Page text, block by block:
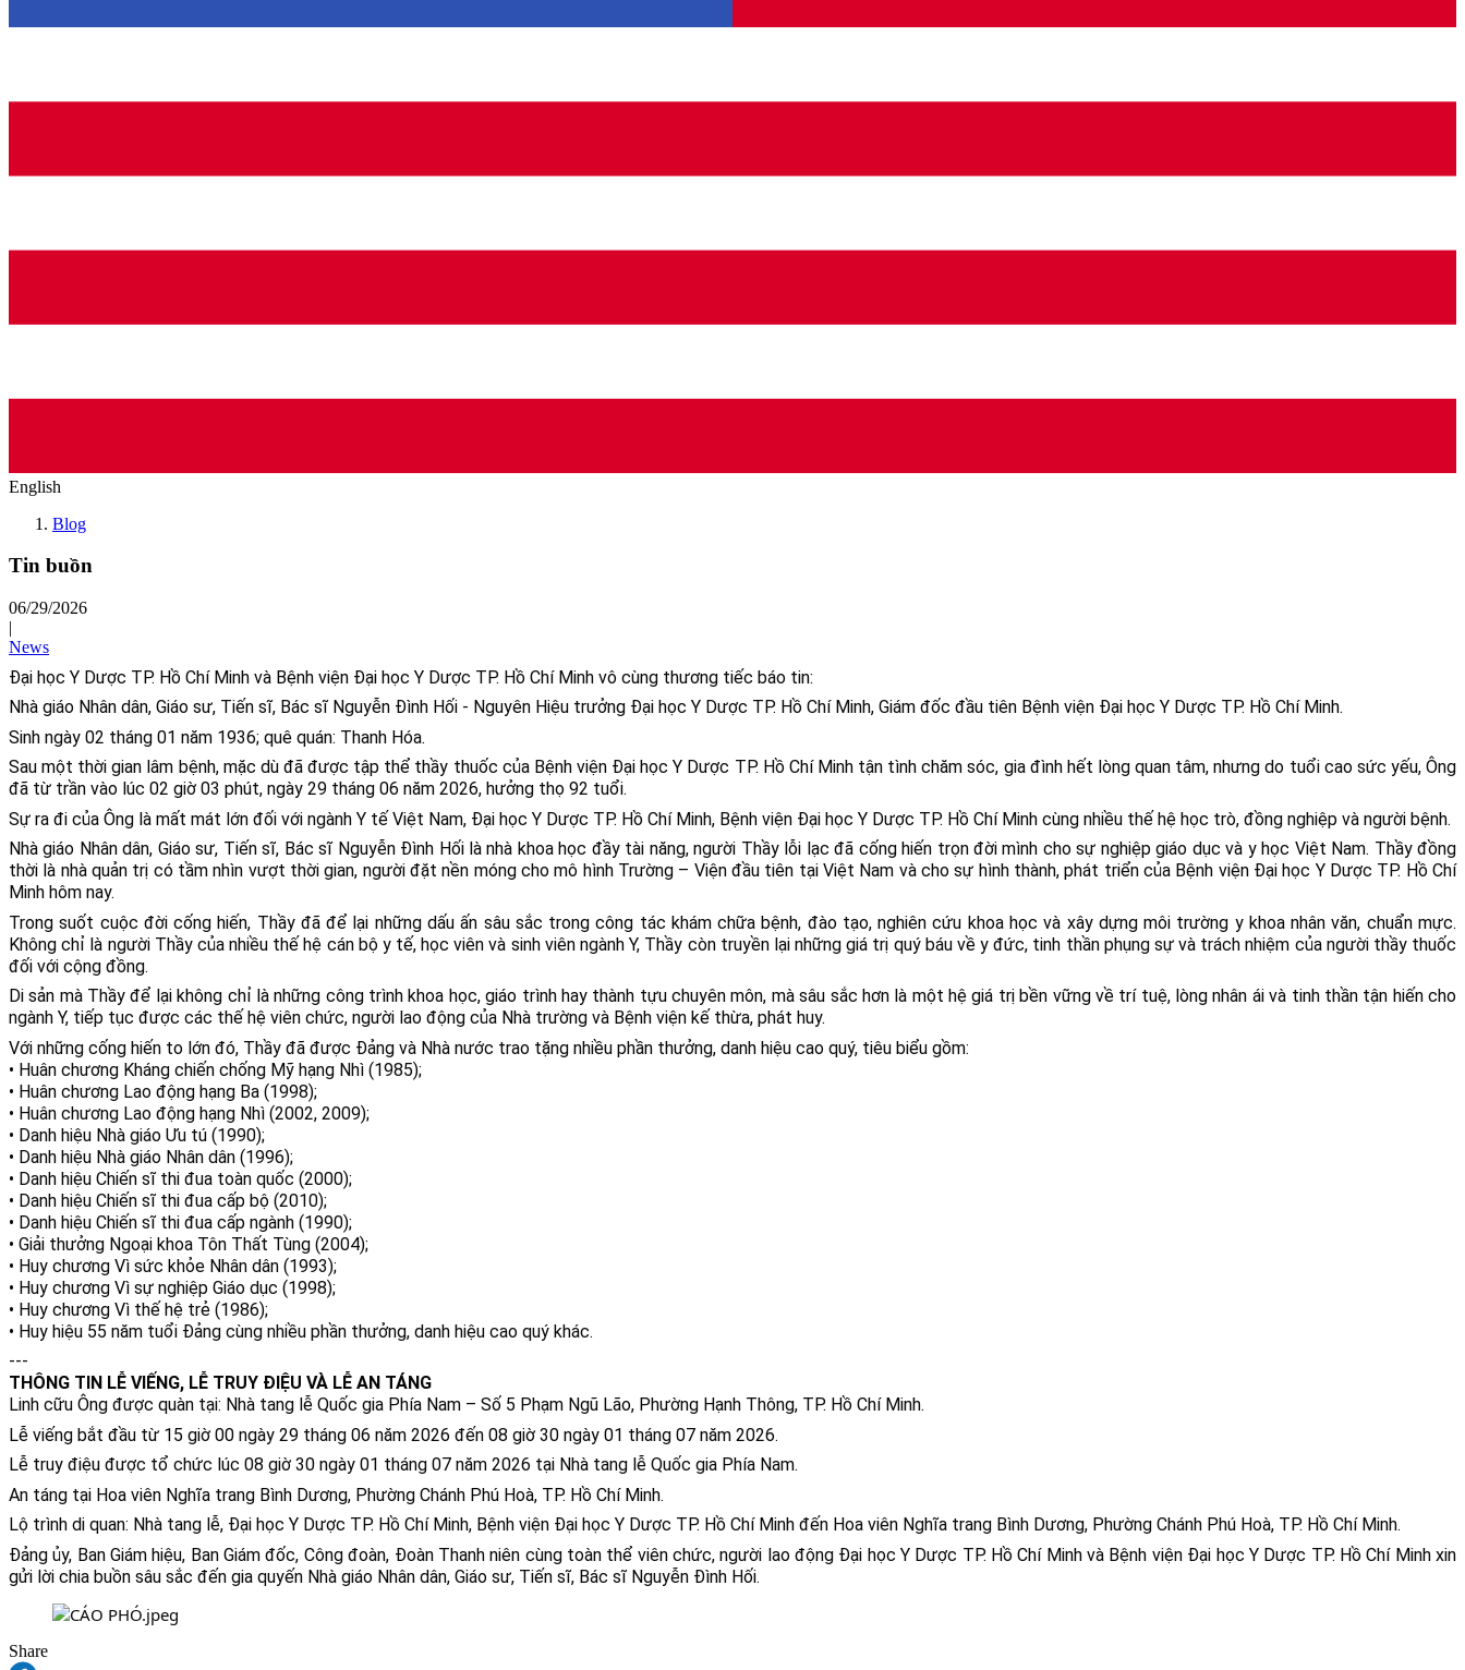
English
Blog
Tin buồn
06/29/2026
|
News
Đại học Y Dược TP. Hồ Chí Minh và Bệnh viện Đại học Y Dược TP. Hồ Chí Minh vô cùng thương tiếc báo tin:
Nhà giáo Nhân dân, Giáo sư, Tiến sĩ, Bác sĩ Nguyễn Đình Hối - Nguyên Hiệu trưởng Đại học Y Dược TP. Hồ Chí Minh, Giám đốc đầu tiên Bệnh viện Đại học Y Dược TP. Hồ Chí Minh.
Sinh ngày 02 tháng 01 năm 1936; quê quán: Thanh Hóa.
Sau một thời gian lâm bệnh, mặc dù đã được tập thể thầy thuốc của Bệnh viện Đại học Y Dược TP. Hồ Chí Minh tận tình chăm sóc, gia đình hết lòng quan tâm, nhưng do tuổi cao sức yếu, Ông
đã từ trần vào lúc 02 giờ 03 phút, ngày 29 tháng 06 năm 2026, hưởng thọ 92 tuổi.
Sự ra đi của Ông là mất mát lớn đối với ngành Y tế Việt Nam, Đại học Y Dược TP. Hồ Chí Minh, Bệnh viện Đại học Y Dược TP. Hồ Chí Minh cùng nhiều thế hệ học trò, đồng nghiệp và người bệnh.
Nhà giáo Nhân dân, Giáo sư, Tiến sĩ, Bác sĩ Nguyễn Đình Hối là nhà khoa học đầy tài năng, người Thầy lỗi lạc đã cống hiến trọn đời mình cho sự nghiệp giáo dục và y học Việt Nam. Thầy đồng
thời là nhà quản trị có tầm nhìn vượt thời gian, người đặt nền móng cho mô hình Trường – Viện đầu tiên tại Việt Nam và cho sự hình thành, phát triển của Bệnh viện Đại học Y Dược TP. Hồ Chí
Minh hôm nay.
Trong suốt cuộc đời cống hiến, Thầy đã để lại những dấu ấn sâu sắc trong công tác khám chữa bệnh, đào tạo, nghiên cứu khoa học và xây dựng môi trường y khoa nhân văn, chuẩn mực.
Không chỉ là người Thầy của nhiều thế hệ cán bộ y tế, học viên và sinh viên ngành Y, Thầy còn truyền lại những giá trị quý báu về y đức, tinh thần phụng sự và trách nhiệm của người thầy thuốc
đối với cộng đồng.
Di sản mà Thầy để lại không chỉ là những công trình khoa học, giáo trình hay thành tựu chuyên môn, mà sâu sắc hơn là một hệ giá trị bền vững về trí tuệ, lòng nhân ái và tinh thần tận hiến cho
ngành Y, tiếp tục được các thế hệ viên chức, người lao động của Nhà trường và Bệnh viện kế thừa, phát huy.
Với những cống hiến to lớn đó, Thầy đã được Đảng và Nhà nước trao tặng nhiều phần thưởng, danh hiệu cao quý, tiêu biểu gồm:
• Huân chương Kháng chiến chống Mỹ hạng Nhì (1985);
• Huân chương Lao động hạng Ba (1998);
• Huân chương Lao động hạng Nhì (2002, 2009);
• Danh hiệu Nhà giáo Ưu tú (1990);
• Danh hiệu Nhà giáo Nhân dân (1996);
• Danh hiệu Chiến sĩ thi đua toàn quốc (2000);
• Danh hiệu Chiến sĩ thi đua cấp bộ (2010);
• Danh hiệu Chiến sĩ thi đua cấp ngành (1990);
• Giải thưởng Ngoại khoa Tôn Thất Tùng (2004);
• Huy chương Vì sức khỏe Nhân dân (1993);
• Huy chương Vì sự nghiệp Giáo dục (1998);
• Huy chương Vì thế hệ trẻ (1986);
• Huy hiệu 55 năm tuổi Đảng cùng nhiều phần thưởng, danh hiệu cao quý khác.
---
THÔNG TIN LỄ VIẾNG, LỄ TRUY ĐIỆU VÀ LỄ AN TÁNG
Linh cữu Ông được quàn tại: Nhà tang lễ Quốc gia Phía Nam – Số 5 Phạm Ngũ Lão, Phường Hạnh Thông, TP. Hồ Chí Minh.
Lễ viếng bắt đầu từ 15 giờ 00 ngày 29 tháng 06 năm 2026 đến 08 giờ 30 ngày 01 tháng 07 năm 2026.
Lễ truy điệu được tổ chức lúc 08 giờ 30 ngày 01 tháng 07 năm 2026 tại Nhà tang lễ Quốc gia Phía Nam.
An táng tại Hoa viên Nghĩa trang Bình Dương, Phường Chánh Phú Hoà, TP. Hồ Chí Minh.
Lộ trình di quan: Nhà tang lễ, Đại học Y Dược TP. Hồ Chí Minh, Bệnh viện Đại học Y Dược TP. Hồ Chí Minh đến Hoa viên Nghĩa trang Bình Dương, Phường Chánh Phú Hoà, TP. Hồ Chí Minh.
Đảng ủy, Ban Giám hiệu, Ban Giám đốc, Công đoàn, Đoàn Thanh niên cùng toàn thể viên chức, người lao động Đại học Y Dược TP. Hồ Chí Minh và Bệnh viện Đại học Y Dược TP. Hồ Chí Minh xin
gửi lời chia buồn sâu sắc đến gia quyến Nhà giáo Nhân dân, Giáo sư, Tiến sĩ, Bác sĩ Nguyễn Đình Hối.
Share